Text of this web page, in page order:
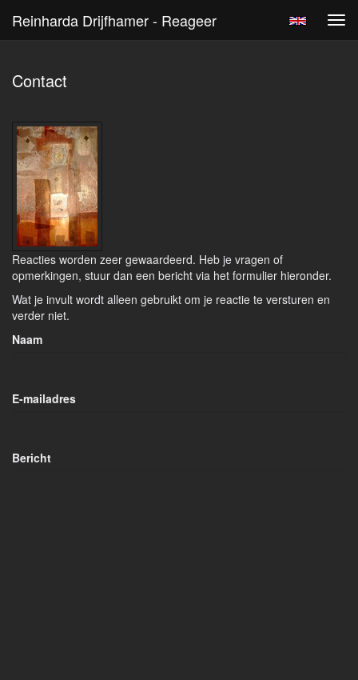
Reinharda Drijfhamer - Reageer
Contact
Reacties worden zeer gewaardeerd. Heb je vragen of
opmerkingen, stuur dan een bericht via het formulier hieronder.
Wat je invult wordt alleen gebruikt om je reactie te versturen en
verder niet.
Naam
E-mailadres
Bericht